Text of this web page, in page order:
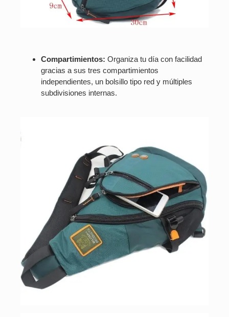
Compartimientos: Organiza tu día con facilidad
gracias a sus tres compartimientos
independientes, un bolsillo tipo red y múltiples
subdivisiones internas.